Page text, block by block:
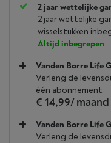
2 jaar wettelijke
2 jaar wettelijke
wisselstukken
Altijd inbegrepen
Vanden Borre Life
Verleng de
één abonnement
€ 14,99/ maand
Vanden Borre Life
Verleng de